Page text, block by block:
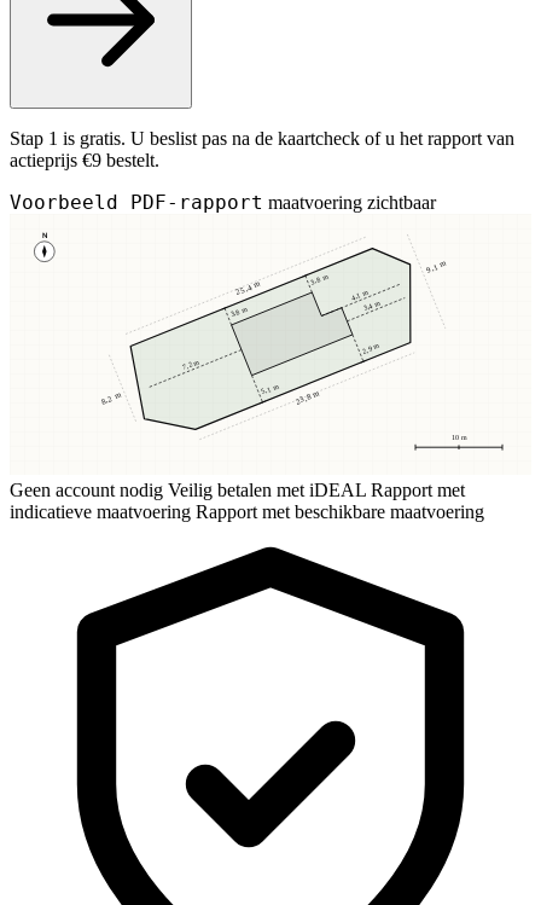
Stap 1 is gratis. U beslist pas na de kaartcheck of u het rapport van
actieprijs €9 bestelt.
Voorbeeld PDF-rapport maatvoering zichtbaar
N
10 m
3,8 m
3,8 m
5,1 m
2,9 m
7,2 m
3,4 m
4,1 m
25,4 m
23,8 m
8,2 m
9,1 m
Geen account nodig Veilig betalen met iDEAL Rapport met
indicatieve maatvoering Rapport met beschikbare maatvoering